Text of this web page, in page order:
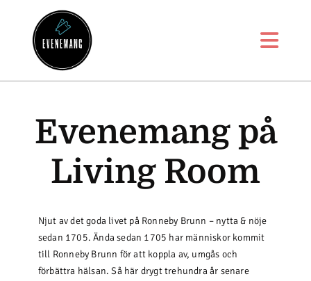
Evenemang på
Living Room
Njut av det goda livet på Ronneby Brunn – nytta & nöje
sedan 1705. Ända sedan 1705 har människor kommit
till Ronneby Brunn för att koppla av, umgås och
förbättra hälsan. Så här drygt trehundra år senare